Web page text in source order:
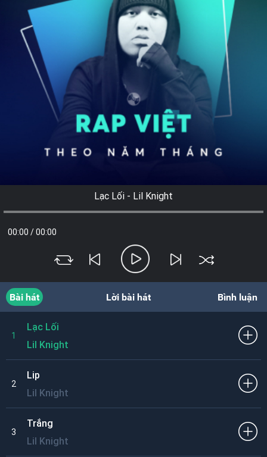
Lạc Lối - Lil Knight
00:00 /00:00
Bài hát Lời bài hát Bình luận
1
Lạc Lối
Lil Knight
2
Lip
Lil Knight
3
Trắng
Lil Knight